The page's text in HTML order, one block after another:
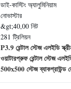
ডাই-কাস্টিং অ্যালুমিনিয়াম
নোভাস্টার
&gt;40,00 নিট
281 ট্রিলিয়ন
P3.9 রেন্টাল স্টেজ এলইডি
ওয়াটারপ্রুফ রেন্টাল স্টেজ
500x500 স্টেজ ব্যাকগ্রাউন্ড